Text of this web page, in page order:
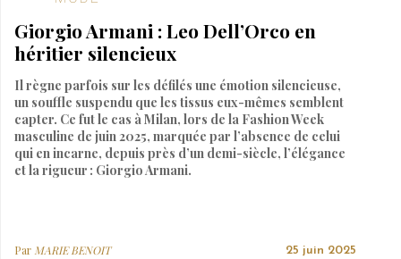
Giorgio Armani : Leo Dell’Orco en
héritier silencieux
Il règne parfois sur les défilés une émotion silencieuse,
un souffle suspendu que les tissus eux-mêmes semblent
capter. Ce fut le cas à Milan, lors de la Fashion Week
masculine de juin 2025, marquée par l’absence de celui
qui en incarne, depuis près d’un demi-siècle, l’élégance
et la rigueur : Giorgio Armani.
Par MARIE BENOIT 25 juin 2025